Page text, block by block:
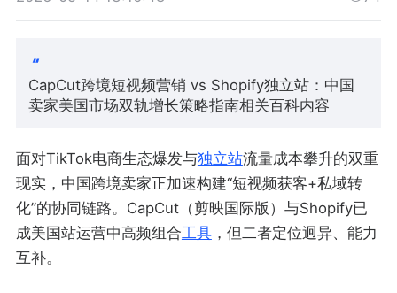
CapCut跨境短视频营销 vs Shopify独立站：中国
卖家美国市场双轨增长策略指南相关百科内容
面对TikTok电商生态爆发与独立站流量成本攀升的双重
现实，中国跨境卖家正加速构建“短视频获客+私域转
化”的协同链路。CapCut（剪映国际版）与Shopify已
成美国站运营中高频组合工具，但二者定位迥异、能力
互补。